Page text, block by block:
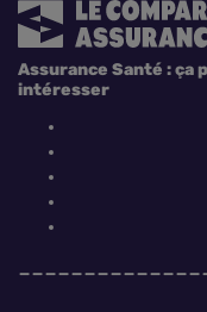
Assurance Santé : ça
intéresser